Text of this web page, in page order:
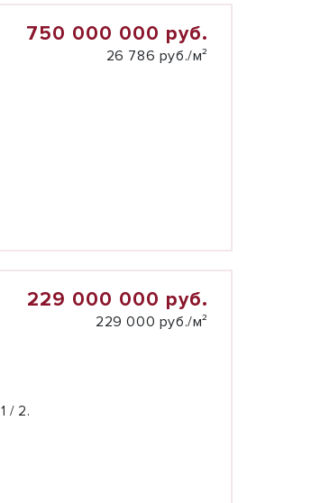
750 000 000 руб.
26 786 руб./м²
229 000 000 руб.
229 000 руб./м²
1 / 2.